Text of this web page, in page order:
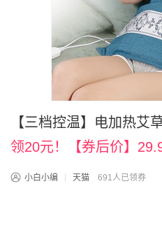
【三档控温】电加热艾
领20元！【券后价】
小白小编 天猫 691人已领券